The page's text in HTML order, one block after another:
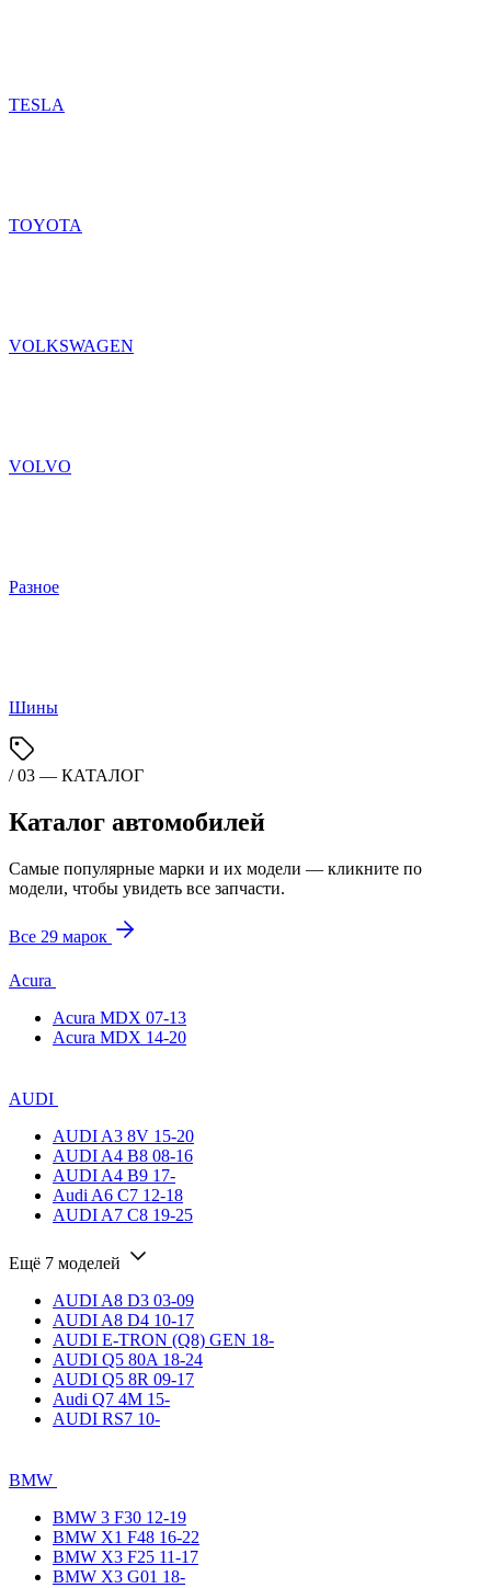
TESLA
TOYOTA
VOLKSWAGEN
VOLVO
Разное
Шины
/ 03 — КАТАЛОГ
Каталог автомобилей
Самые популярные марки и их модели — кликните по
модели, чтобы увидеть все запчасти.
Все 29 марок
Acura
Acura MDX 07-13
Acura MDX 14-20
AUDI
AUDI A3 8V 15-20
AUDI A4 B8 08-16
AUDI A4 B9 17-
Audi A6 C7 12-18
AUDI A7 C8 19-25
Ещё 7 моделей
AUDI A8 D3 03-09
AUDI A8 D4 10-17
AUDI E-TRON (Q8) GEN 18-
AUDI Q5 80A 18-24
AUDI Q5 8R 09-17
Audi Q7 4M 15-
AUDI RS7 10-
BMW
BMW 3 F30 12-19
BMW X1 F48 16-22
BMW X3 F25 11-17
BMW X3 G01 18-